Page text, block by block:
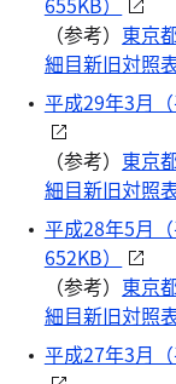
（参考） 東京
細目新旧対照
平成29年3月
（参考） 東京
細目新旧対照
平成28年5月
652KB）
（参考） 東京
細目新旧対照
平成27年3月